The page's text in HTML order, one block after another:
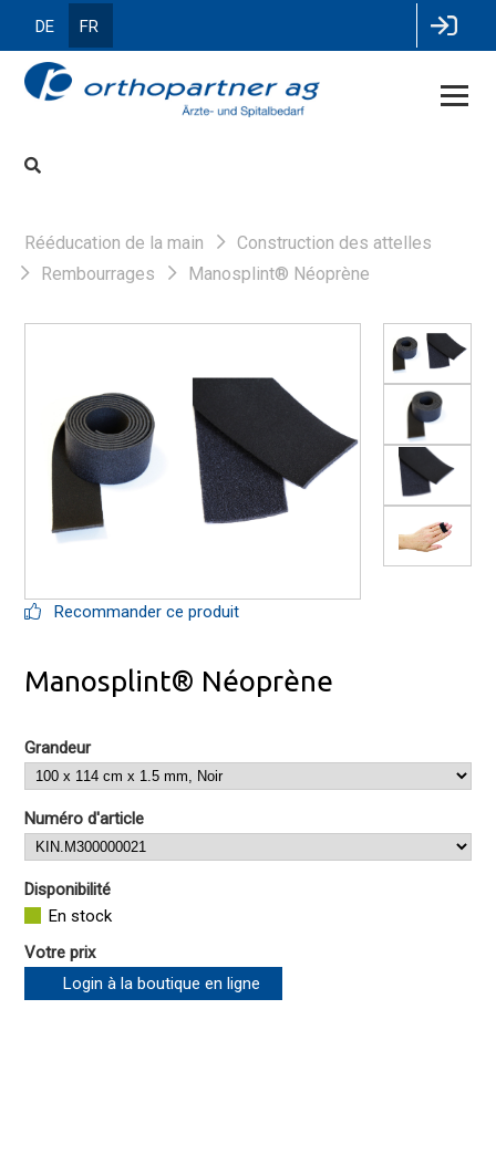
DE FR
Rééducation de la main
Construction des attelles
Rembourrages
Manosplint® Néoprène
Recommander ce produit
Manosplint® Néoprène
Grandeur
Numéro d'article
Disponibilité
En stock
Votre prix
Login à la boutique en ligne